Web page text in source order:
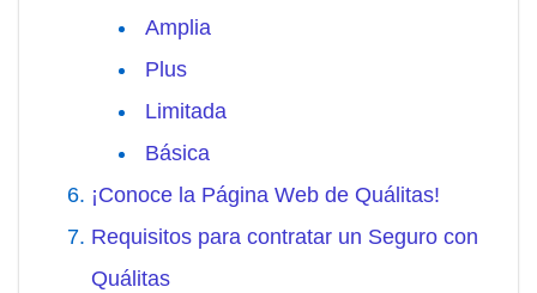
Amplia
Plus
Limitada
Básica
¡Conoce la Página Web de Quálitas!
Requisitos para contratar un Seguro con
Quálitas